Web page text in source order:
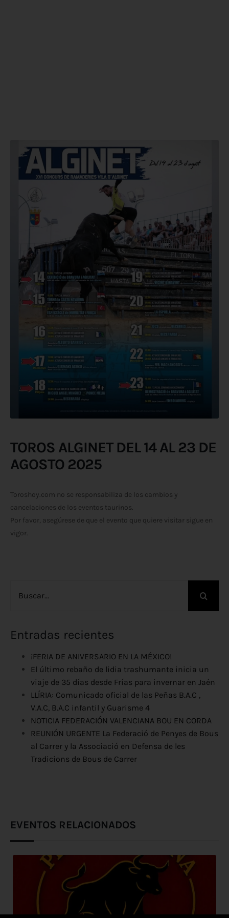
TOROS ALGINET DEL 14 AL 23 DE
AGOSTO 2025
Toroshoy.com no se responsabiliza de los cambios y
cancelaciones de los eventos taurinos.
Por favor, asegúrese de que el evento que quiere visitar sigue en
vigor.
Entradas recientes
¡FERIA DE ANIVERSARIO EN LA MÉXICO!
El último rebaño de lidia trashumante inicia un
viaje de 35 días desde Frías para invernar en Jaén
LLÍRIA: Comunicado oficial de las Peñas B.A.C ,
V.A.C, B.A.C infantil y Guarisme 4
NOTICIA FEDERACIÓN VALENCIANA BOU EN CORDA
REUNIÓN URGENTE La Federació de Penyes de Bous
al Carrer y la Associació en Defensa de les
Tradicions de Bous de Carrer
EVENTOS RELACIONADOS